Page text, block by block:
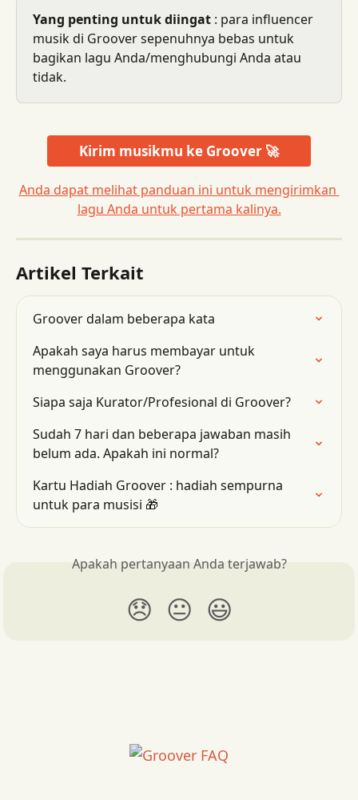
Yang penting untuk diingat : para influencer
musik di Groover sepenuhnya bebas untuk
bagikan lagu Anda/menghubungi Anda atau
tidak.
Kirim musikmu ke Groover 🚀
Anda dapat melihat panduan ini untuk mengirimkan
lagu Anda untuk pertama kalinya.
Artikel Terkait
Groover dalam beberapa kata
Apakah saya harus membayar untuk
menggunakan Groover?
Siapa saja Kurator/Profesional di Groover?
Sudah 7 hari dan beberapa jawaban masih
belum ada. Apakah ini normal?
Kartu Hadiah Groover : hadiah sempurna
untuk para musisi 🎁
Apakah pertanyaan Anda terjawab?
😞 😐 😃